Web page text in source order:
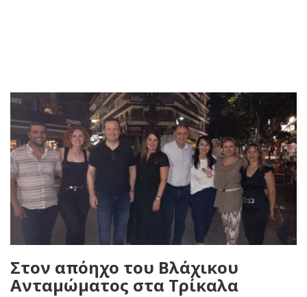
Στον απόηχο του Βλάχικου
Ανταμώματος στα Τρίκαλα